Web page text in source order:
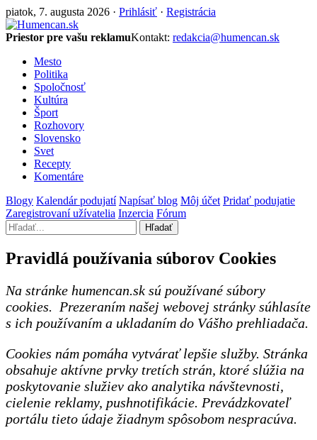
piatok, 7. augusta 2026 · Prihlásiť · Registrácia
Priestor pre vašu reklamuKontakt: redakcia@humencan.sk
Mesto
Politika
Spoločnosť
Kultúra
Šport
Rozhovory
Slovensko
Svet
Recepty
Komentáre
Blogy Kalendár podujatí Napísať blog Môj účet Pridať podujatie
Zaregistrovaní užívatelia Inzercia Fórum
Hľadať
Pravidlá používania súborov Cookies
Na stránke humencan.sk sú používané súbory
cookies. Prezeraním našej webovej stránky súhlasíte
s ich používaním a ukladaním do Vášho prehliadača.
Cookies nám pomáha vytvárať lepšie služby. Stránka
obsahuje aktívne prvky tretích strán, ktoré slúžia na
poskytovanie služiev ako analytika návštevnosti,
cielenie reklamy, pushnotifikácie. Prevádzkovateľ
portálu tieto údaje žiadnym spôsobom nespracúva.